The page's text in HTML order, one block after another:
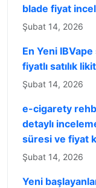
blade fiyat
Şubat 14, 2026
En Yeni
fiyatlı satılık
Şubat 14, 2026
e-cigarety
detaylı
süresi ve fiyat
Şubat 14, 2026
Yeni